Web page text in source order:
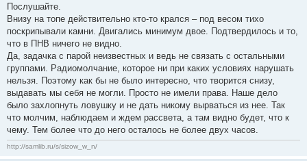
Послушайте.
Внизу на топе действительно кто-то крался – под весом тихо
поскрипывали камни. Двигались минимум двое. Подтвердилось и то,
что в ПНВ ничего не видно.
Да, задачка с парой неизвестных и ведь не связать с остальными
группами. Радиомолчание, которое ни при каких условиях нарушать
нельзя. Поэтому как бы не было интересно, что творится снизу,
выдавать мы себя не могли. Просто не имели права. Наше дело
было захлопнуть ловушку и не дать никому вырваться из нее. Так
что молчим, наблюдаем и ждем рассвета, а там видно будет, что к
чему. Тем более что до него осталось не более двух часов.
http://samlib.ru/s/sizow_w_n/